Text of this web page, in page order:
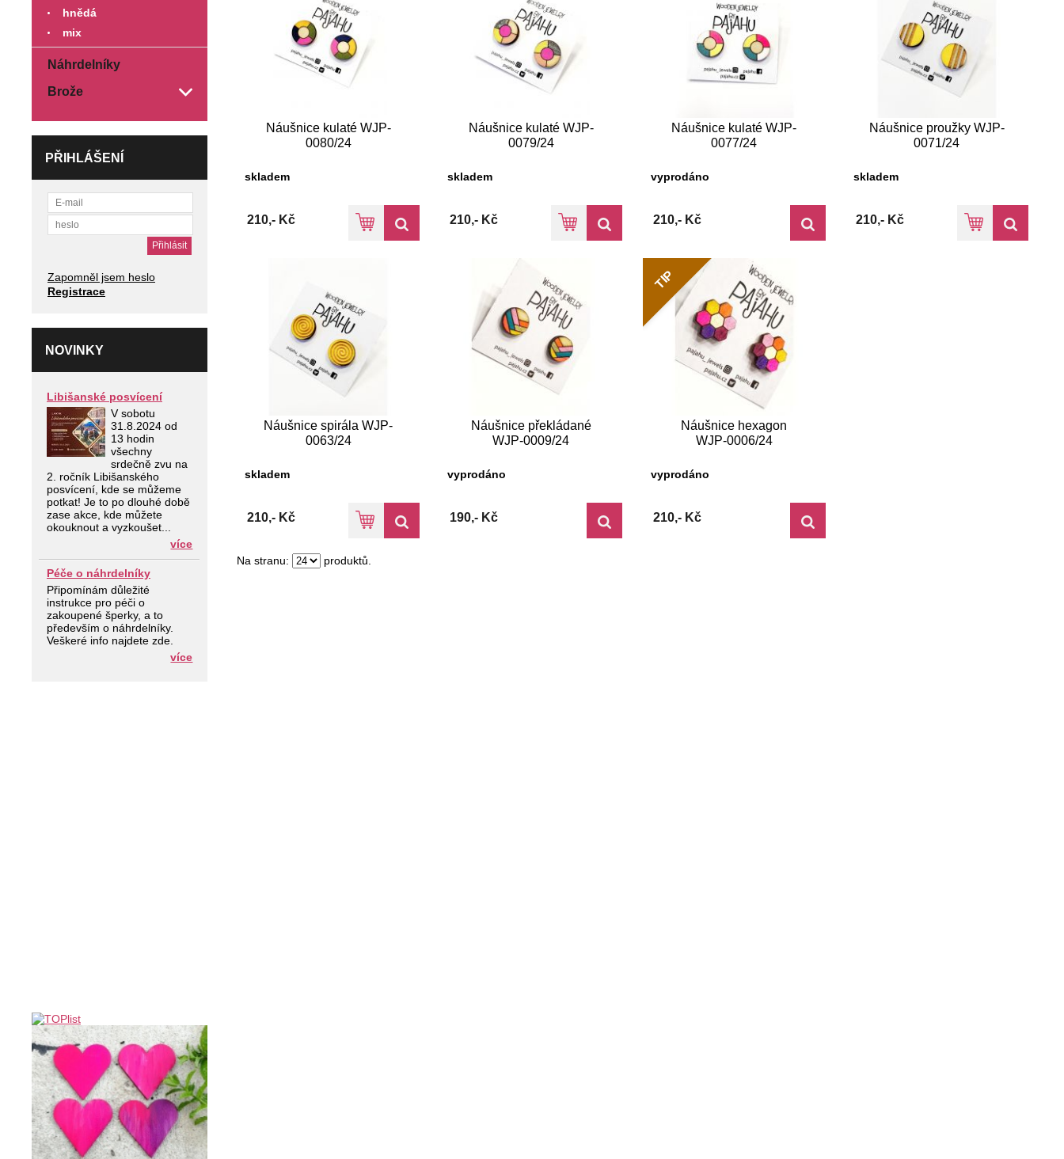
hnědá
mix
Náhrdelníky
Brože
PŘIHLÁŠENÍ
Zapomněl jsem heslo
Registrace
NOVINKY
Libišanské posvícení
V sobotu
31.8.2024 od
13 hodin
všechny
srdečně zvu na
2. ročník Libišanského
posvícení, kde se můžeme
potkat! Je to po dlouhé době
zase akce, kde můžete
okouknout a vyzkoušet...
více
Péče o náhrdelníky
Připomínám důležité
instrukce pro péči o
zakoupené šperky, a to
především o náhrdelníky.
Veškeré info najdete zde.
více
Náušnice kulaté WJP-
0080/24
skladem
210,- Kč
Náušnice kulaté WJP-
0079/24
skladem
210,- Kč
Náušnice kulaté WJP-
0077/24
vyprodáno
210,- Kč
Náušnice proužky WJP-
0071/24
skladem
210,- Kč
Náušnice spirála WJP-
0063/24
skladem
210,- Kč
Náušnice překládané
WJP-0009/24
vyprodáno
190,- Kč
TIP
Náušnice hexagon
WJP-0006/24
vyprodáno
210,- Kč
Na stranu: produktů.